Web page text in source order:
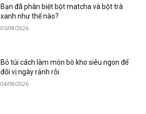
Bạn đã phân biệt bột matcha và bột trà
xanh như thế nào?
05/08/2026
Bỏ túi cách làm món bò kho siêu ngon để
đổi vị ngày rảnh rỗi
04/08/2026